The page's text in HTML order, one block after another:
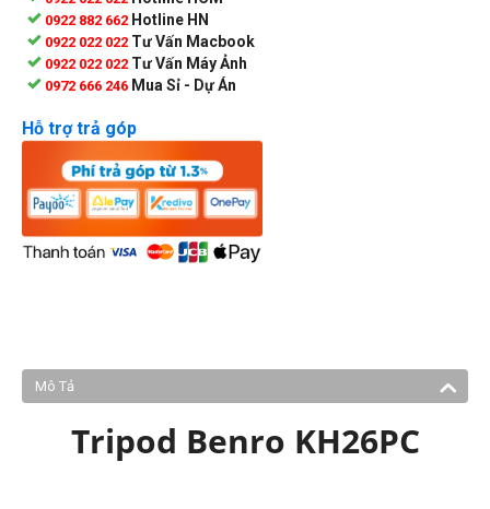
0922 882 662 Hotline HN
0922 022 022 Tư Vấn Macbook
0922 022 022 Tư Vấn Máy Ảnh
0972 666 246 Mua Sỉ - Dự Án
Hỗ trợ trả góp
Mô Tả
Tripod Benro KH26PC